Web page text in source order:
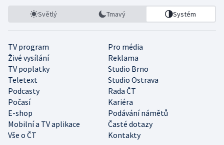
Světlý Tmavý Systém
TV program
Pro média
Živé vysílání
Reklama
TV poplatky
Studio Brno
Teletext
Studio Ostrava
Podcasty
Rada ČT
Počasí
Kariéra
E-shop
Podávání námětů
Mobilní a TV aplikace
Časté dotazy
Vše o ČT
Kontakty